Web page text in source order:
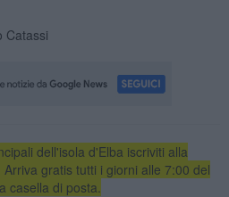
Catassi
dell'isola d'Elba iscriviti alla
Arriva gratis tutti i giorni alle 7:00 del
casella di posta.